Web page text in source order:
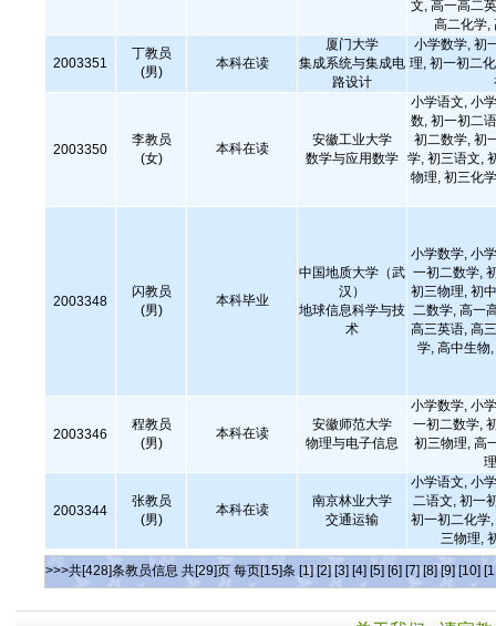
文, 高一高二
高二化学,
2003351
丁教员
(男)
本科在读
厦门大学
集成系统与集成电
路设计
小学数学, 初
理, 初一初二
2003350
李教员
(女)
本科在读
安徽工业大学
数学与应用数学
小学语文, 小
数, 初一初二
初二数学, 初
学, 初三语文,
物理, 初三化
2003348
闪教员
(男)
本科毕业
中国地质大学（武
汉）
地球信息科学与技
术
小学数学, 小
一初二数学,
初三物理, 初
二数学, 高一
高三英语, 高
学, 高中生物
2003346
程教员
(男)
本科在读
安徽师范大学
物理与电子信息
小学数学, 小
一初二数学,
初三物理, 高
2003344
张教员
(男)
本科在读
南京林业大学
交通运输
小学语文, 小
二语文, 初一
初一初二化学
三物理,
>>>共[428]条教员信息 共[29]页 每页[15]条 [1] [2] [3] [4] [5] [6] [7] [8] [9] [10]